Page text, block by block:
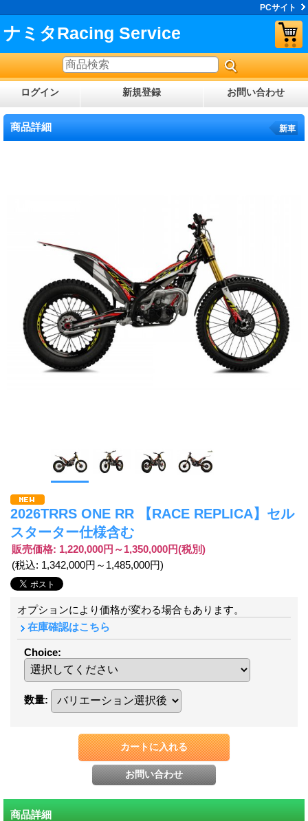
PCサイト
ナミタRacing Service
ログイン 新規登録 お問い合わせ
商品詳細 新車
2026TRRS ONE RR 【RACE REPLICA】セル
スターター仕様含む
販売価格: 1,220,000円～1,350,000円(税別)
(税込: 1,342,000円～1,485,000円)
オプションにより価格が変わる場合もあります。
在庫確認はこちら
Choice:
数量:
商品詳細